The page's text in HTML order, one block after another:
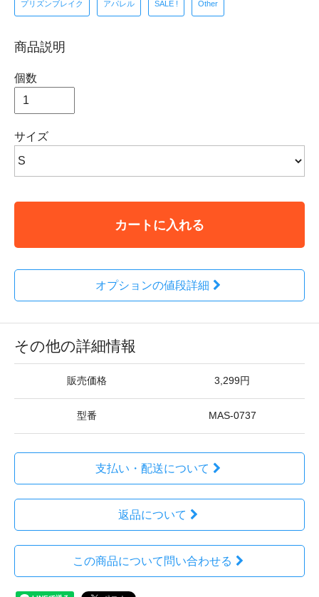
プリズンブレイク アパレル SALE ! Other
商品説明
個数
サイズ
カートに入れる
オプションの値段詳細
その他の詳細情報
販売価格 3,299円
型番 MAS-0737
支払い・配送について
返品について
この商品について問い合わせる